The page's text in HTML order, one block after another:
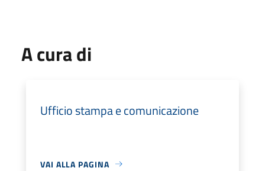
A cura di
Ufficio stampa e comunicazione
VAI ALLA PAGINA